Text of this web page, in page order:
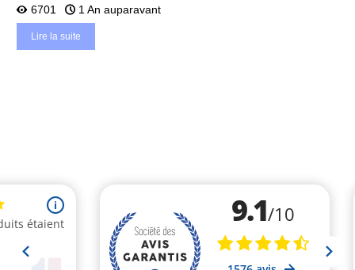
6701 1 An auparavant
Lire la suite